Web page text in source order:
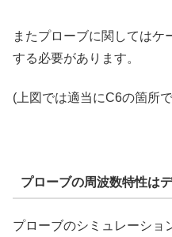
またプローブに関してはケ
する必要があります。
(上図では適当にC6の箇所
プローブの周波数特性は
プローブのシミュレーショ